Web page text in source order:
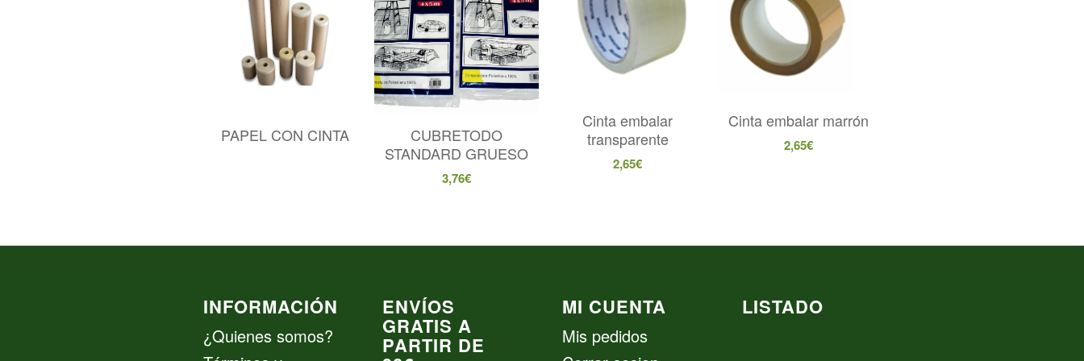
PAPEL CON CINTA
CUBRETODO
STANDARD GRUESO
3,76€
Cinta embalar
transparente
2,65€
Cinta embalar marrón
2,65€
INFORMACIÓN
¿Quienes somos?
ENVÍOS
GRATIS A
PARTIR DE
MI CUENTA
Mis pedidos
LISTADO